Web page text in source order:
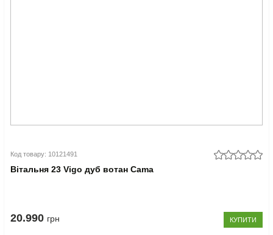
Код товару: 10121491
Вітальня 23 Vigo дуб вотан Cama
20.990 грн КУПИТИ